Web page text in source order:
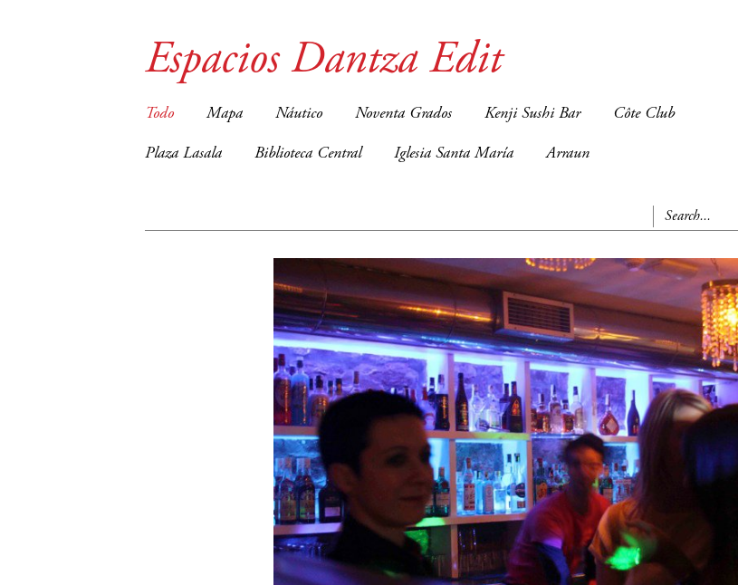
Espacios Dantza Edit
Todo Mapa Náutico Noventa Grados Kenji Sushi Bar Côte Club
Plaza Lasala Biblioteca Central Iglesia Santa María Arraun